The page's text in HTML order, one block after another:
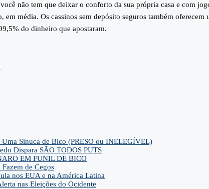
não tem que deixar o conforto da sua própria casa e com
média. Os cassinos sem depósito seguros também
do dinheiro que apostaram.
Sinuca de Bico (PRESO ou INELEGÍVEL)
Dispara SÃO TODOS PUTS
EM FUNIL DE BICO
de Cegos
nos EUA e na América Latina
nas Eleições do Ocidente